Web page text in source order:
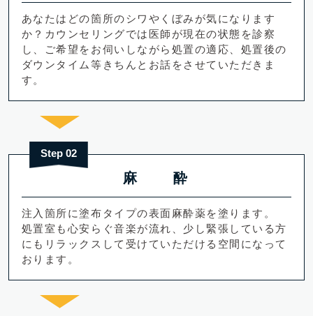
あなたはどの箇所のシワやくぼみが気になります
か？カウンセリングでは医師が現在の状態を診察
し、ご希望をお伺いしながら処置の適応、処置後の
ダウンタイム等きちんとお話をさせていただきま
す。
Step 02
麻 酔
注入箇所に塗布タイプの表面麻酔薬を塗ります。
処置室も心安らぐ音楽が流れ、少し緊張している方
にもリラックスして受けていただける空間になって
おります。